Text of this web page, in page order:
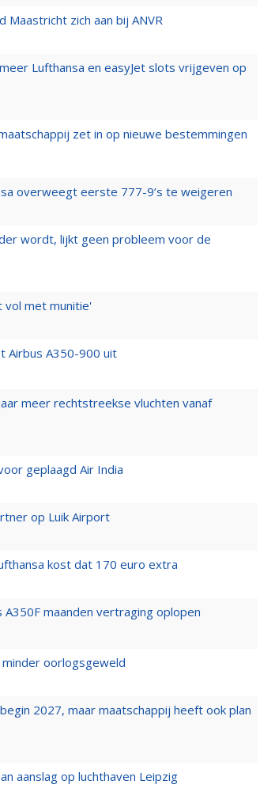
zich aan bij ANVR
Lufthansa en easyJet slots vrijgeven op
zet in op nieuwe bestemmingen
overweegt eerste 777-9’s te weigeren
wordt, lijkt geen probleem voor de
vol met munitie'
Airbus A350-900 uit
meer rechtstreekse vluchten vanaf
geplaagd Air India
op Luik Airport
kost dat 170 euro extra
maanden vertraging oplopen
oorlogsgeweld
2027, maar maatschappij heeft ook plan
aanslag op luchthaven Leipzig